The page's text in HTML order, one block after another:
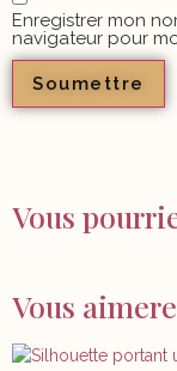
Enregistrer mon
navigateur pour
Vous
Vous